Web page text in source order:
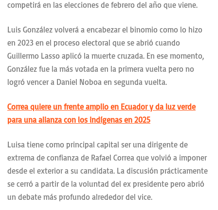
competirá en las elecciones de febrero del año que viene.
Luis González volverá a encabezar el binomio como lo hizo
en 2023 en el proceso electoral que se abrió cuando
Guillermo Lasso aplicó la muerte cruzada. En ese momento,
González fue la más votada en la primera vuelta pero no
logró vencer a Daniel Noboa en segunda vuelta.
Correa quiere un frente amplio en Ecuador y da luz verde
para una alianza con los indígenas en 2025
Luisa tiene como principal capital ser una dirigente de
extrema de confianza de Rafael Correa que volvió a imponer
desde el exterior a su candidata. La discusión prácticamente
se cerró a partir de la voluntad del ex presidente pero abrió
un debate más profundo alrededor del vice.